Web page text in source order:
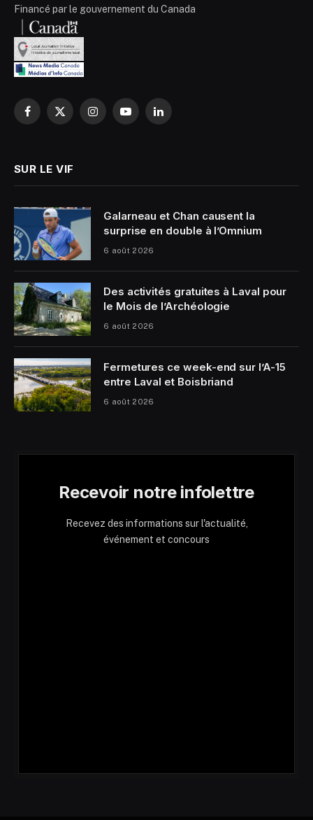
Financé par le gouvernement du Canada
Facebook
X
InstagramYouTubeLinkedIn
SUR LE VIF
Galarneau et Chan causent la
surprise en double à l’Omnium
6 août 2026
Des activités gratuites à Laval pour
le Mois de l’Archéologie
6 août 2026
Fermetures ce week-end sur l’A-15
entre Laval et Boisbriand
6 août 2026
Recevoir notre infolettre
Recevez des informations sur l'actualité,
événement et concours